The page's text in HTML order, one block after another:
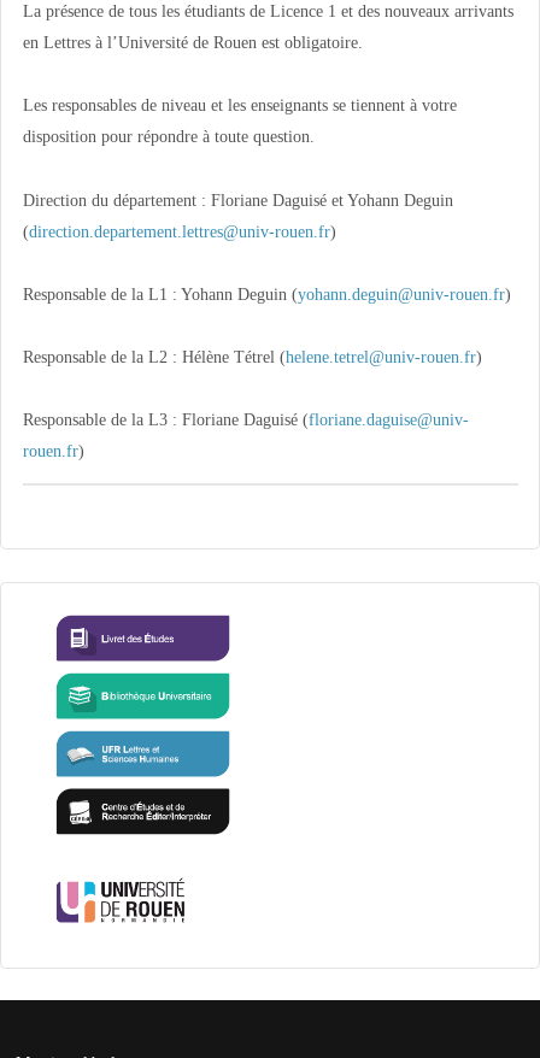
La présence de tous les étudiants de Licence 1 et des nouveaux arrivants
en Lettres à l’Université de Rouen est obligatoire.
Les responsables de niveau et les enseignants se tiennent à votre
disposition pour répondre à toute question.
Direction du département : Floriane Daguisé et Yohann Deguin
(direction.departement.lettres@univ-rouen.fr)
Responsable de la L1 : Yohann Deguin (yohann.deguin@univ-rouen.fr)
Responsable de la L2 : Hélène Tétrel (helene.tetrel@univ-rouen.fr)
Responsable de la L3 : Floriane Daguisé (floriane.daguise@univ-
rouen.fr)